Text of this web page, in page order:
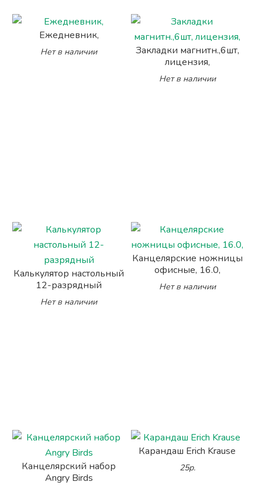
Ежедневник,
Нет в наличии
Закладки магнитн.,6шт,
лицензия,
Нет в наличии
Калькулятор настольный
12-разрядный
Нет в наличии
Канцелярские ножницы
офисные, 16.0,
Нет в наличии
Канцелярский набор
Angry Birds
Карандаш Erich Krause
25р.